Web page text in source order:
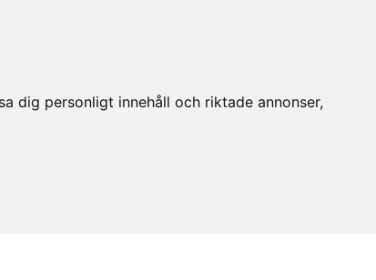
dig personligt innehåll och riktade annonser,